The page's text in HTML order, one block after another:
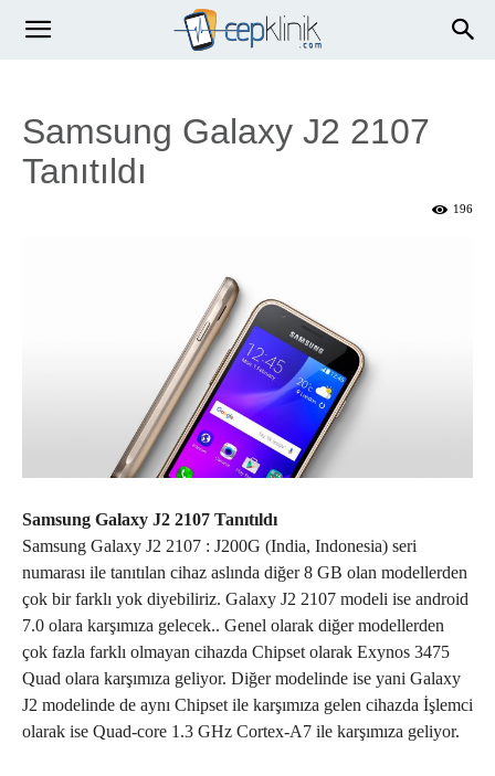
Samsung Galaxy J2 2107
Tanıtıldı
196
Samsung Galaxy J2 2107 Tanıtıldı
Samsung Galaxy J2 2107 : J200G (India, Indonesia) seri
numarası ile tanıtılan cihaz aslında diğer 8 GB olan modellerden
çok bir farklı yok diyebiliriz. Galaxy J2 2107 modeli ise android
7.0 olara karşımıza gelecek.. Genel olarak diğer modellerden
çok fazla farklı olmayan cihazda Chipset olarak Exynos 3475
Quad olara karşımıza geliyor. Diğer modelinde ise yani Galaxy
J2 modelinde de aynı Chipset ile karşımıza gelen cihazda İşlemci
olarak ise Quad-core 1.3 GHz Cortex-A7 ile karşımıza geliyor.